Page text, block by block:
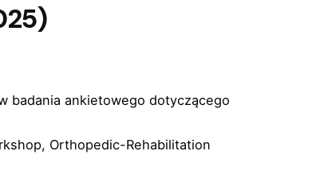
badania ankietowego dotyczącego
Orthopedic-Rehabilitation